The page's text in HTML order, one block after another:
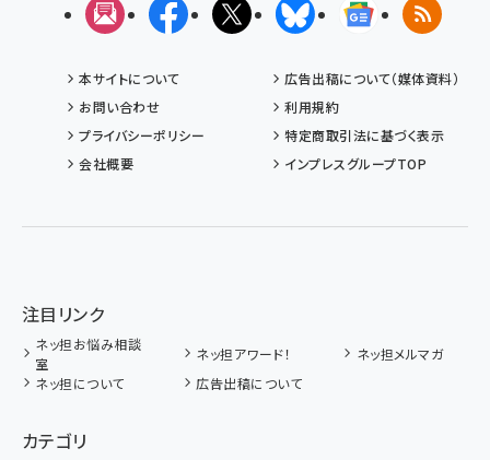
メルマガFacebookX(エックス)BlueskyGoogleニュ
RSS
本サイトについて
広告出稿について（媒体資料）
お問い合わせ
利用規約
プライバシーポリシー
特定商取引法に基づく表示
会社概要
インプレスグループTOP
注目リンク
ネッ担お悩み相談
室
ネッ担アワード！
ネッ担メルマガ
ネッ担について
広告出稿について
カテゴリ